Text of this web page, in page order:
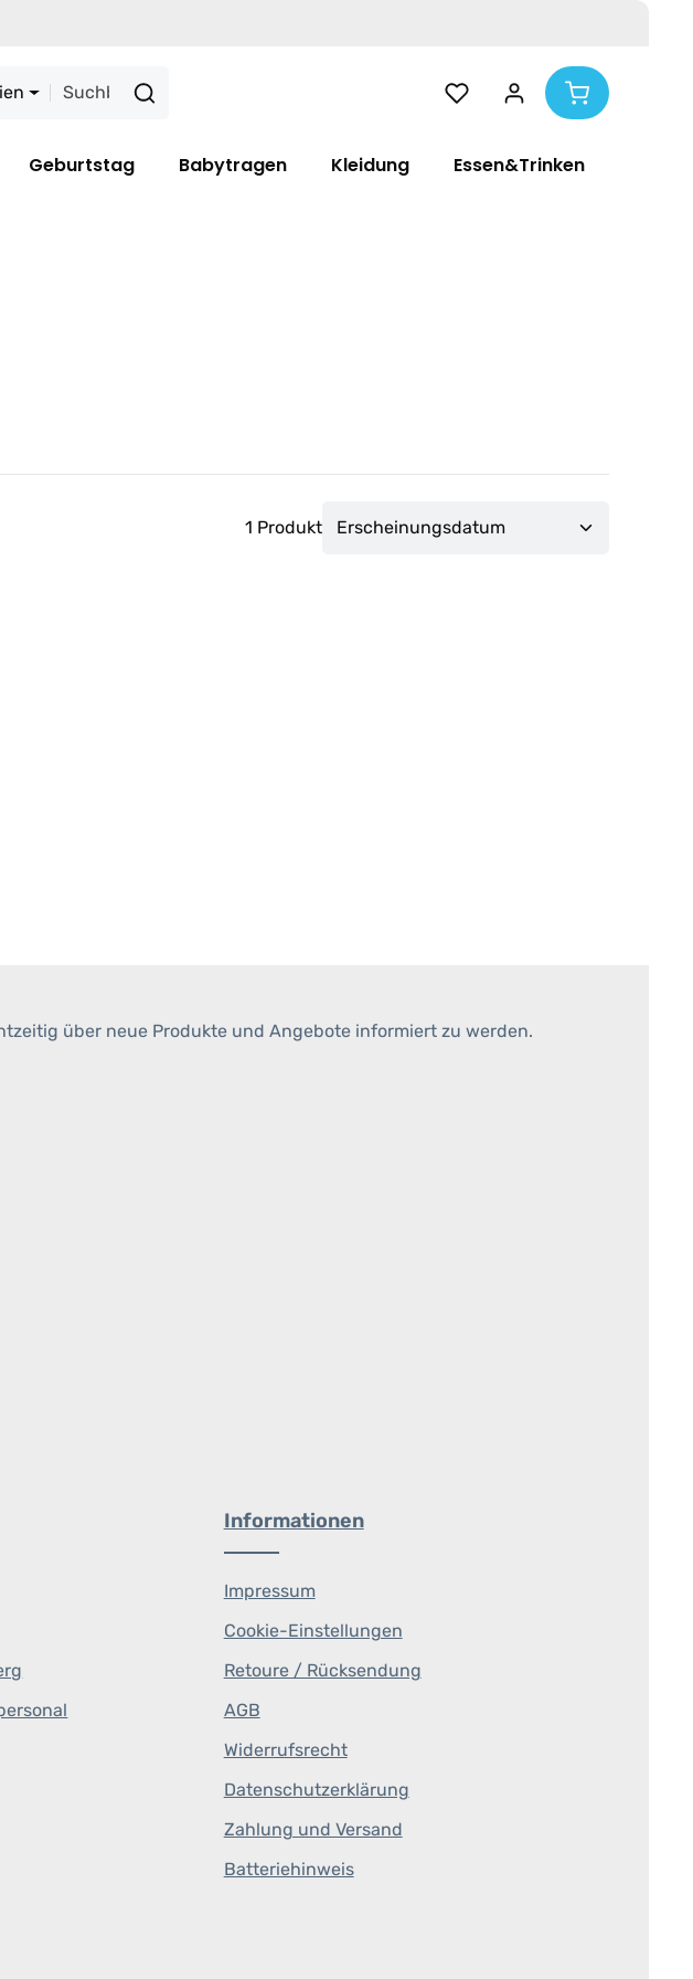
Geburtstag Babytragen Kleidung Essen&Trinken
1 Produkt
über neue Produkte und Angebote informiert zu werden.
Informationen
Impressum
Cookie-Einstellungen
Retoure / Rücksendung
AGB
Widerrufsrecht
Datenschutzerklärung
Zahlung und Versand
Batteriehinweis